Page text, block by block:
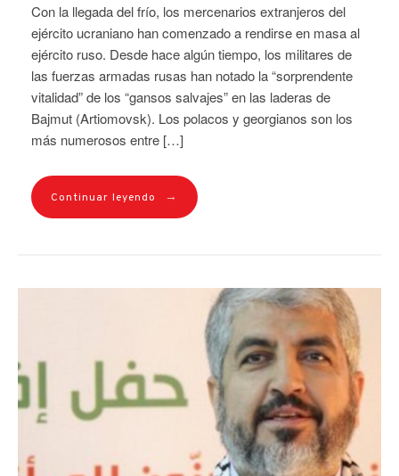
Con la llegada del frío, los mercenarios extranjeros del
ejército ucraniano han comenzado a rendirse en masa al
ejército ruso. Desde hace algún tiempo, los militares de
las fuerzas armadas rusas han notado la “sorprendente
vitalidad” de los “gansos salvajes” en las laderas de
Bajmut (Artiomovsk). Los polacos y georgianos son los
más numerosos entre […]
Continuar leyendo →